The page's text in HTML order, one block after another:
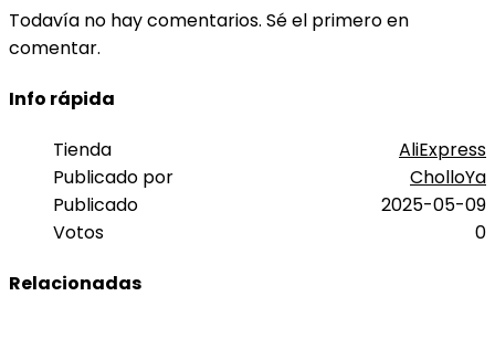
Todavía no hay comentarios. Sé el primero en
comentar.
Info rápida
Tienda
AliExpress
Publicado por
CholloYa
Publicado
2025-05-09
Votos
0
Relacionadas